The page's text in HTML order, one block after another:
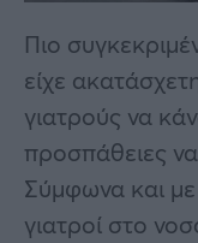
Πιο
είχε
γιατρούς να
προσπάθειες
Σύμφωνα και
γιατροί στο